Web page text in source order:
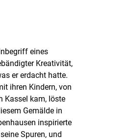
eines
Kreativität,
er erdacht hatte.
ihren Kindern, von
Kassel kam, löste
Gemälde in
inspirierte
Spuren, und